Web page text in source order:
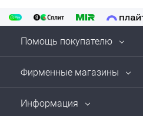
Помощь покупателю
Фирменные магазины
Информация